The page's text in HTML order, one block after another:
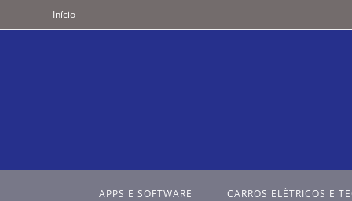
Início
APPS E SOFTWARE CARROS ELÉTRICOS E